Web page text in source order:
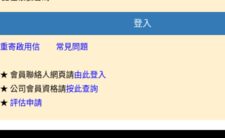
登入
重寄啟用信 常見問題
★ 會員聯絡人網頁請由此登入
★ 公司會員資格請按此查詢
★ 評估申請